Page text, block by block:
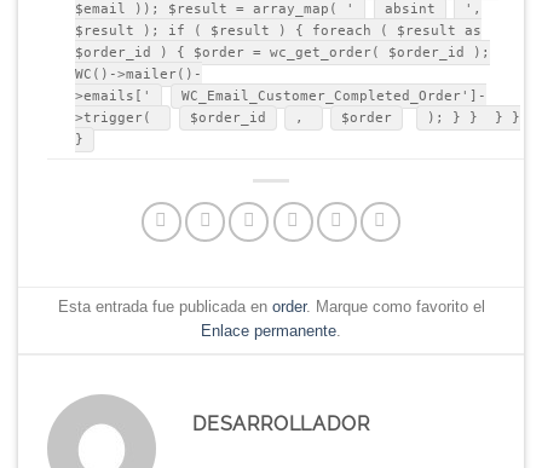
$email )); $result = array_map( '
absint
',
$result ); if ( $result ) { foreach ( $result as
$order_id ) { $order = wc_get_order( $order_id );
WC()->mailer()-
>emails['
WC_Email_Customer_Completed_Order']-
>trigger(
$order_id , $order
); } } } }
}
Esta entrada fue publicada en order. Marque como favorito el
Enlace permanente.
DESARROLLADOR